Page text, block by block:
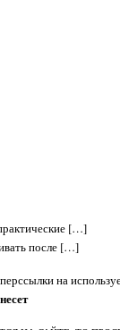
[…]
после […]
на